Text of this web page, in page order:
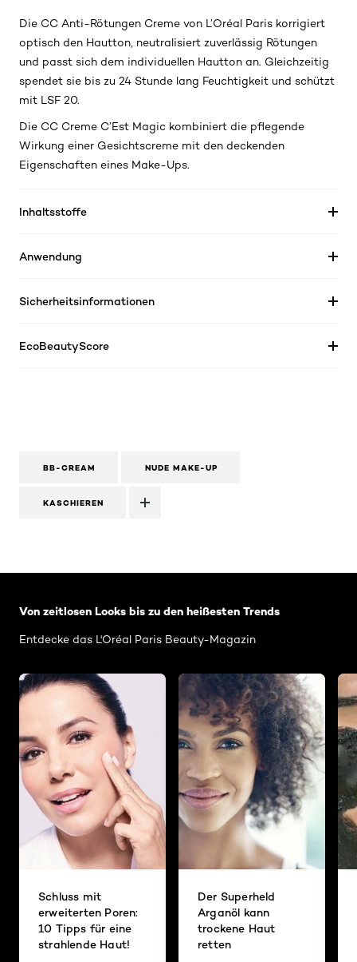
Die CC Anti-Rötungen Creme von L’Oréal Paris korrigiert
optisch den Hautton, neutralisiert zuverlässig Rötungen
und passt sich dem individuellen Hautton an. Gleichzeitig
spendet sie bis zu 24 Stunde lang Feuchtigkeit und schützt
mit LSF 20.
Die CC Creme C’Est Magic kombiniert die pflegende
Wirkung einer Gesichtscreme mit den deckenden
Eigenschaften eines Make-Ups.
Inhaltsstoffe
Anwendung
Sicherheitsinformationen
EcoBeautyScore
BB-CREAM NUDE MAKE-UP
KASCHIEREN
Von zeitlosen Looks bis zu den heißesten Trends
Entdecke das L'Oréal Paris Beauty-Magazin
Schluss mit
erweiterten Poren:
10 Tipps für eine
strahlende Haut!
Der Superheld
Arganöl kann
trockene Haut
retten